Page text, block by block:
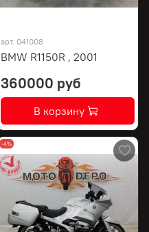
арт. 041008
BMW R1150R , 2001
360000 руб
В корзину
-4%